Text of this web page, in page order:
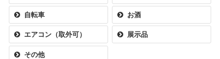
自転車 お酒
エアコン（取外可） 展示品
その他